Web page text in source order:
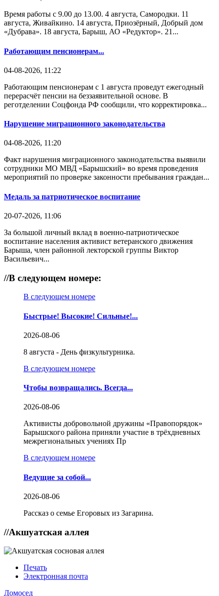
Время работы с 9.00 до 13.00. 4 августа, Самородки. 11
августа, Живайкино. 14 августа, Приозёрный, Добрый дом
«Дубрава». 18 августа, Барыш, АО «Редуктор». 21...
Работающим пенсионерам...
04-08-2026, 11:22
Работающим пенсионерам с 1 августа проведут ежегодный
перерасчёт пенсии на беззаявительной основе. В
реготделении Соцфонда РФ сообщили, что корректировка...
Нарушение миграционного законодательства
04-08-2026, 11:20
Факт нарушения миграционного законодательства выявили
сотрудники МО МВД «Барышский» во время проведения
мероприятий по проверке законности пребывания граждан...
Медаль за патриотическое воспитание
20-07-2026, 11:06
За большой личный вклад в военно-патриотическое
воспитание населения активист ветеранского движения
Барыша, член районной лекторской группы Виктор
Васильевич...
//В следующем номере:
В следующем номере
Быстрые! Высокие! Сильные!...
2026-08-06
8 августа - День физкультурника.
В следующем номере
Чтобы возвращались. Всегда...
2026-08-06
Активисты добровольной дружины «Правопорядок»
Барышского района приняли участие в трёхдневных
межрегиональных учениях Пр
В следующем номере
Ведущие за собой...
2026-08-06
Рассказ о семье Егоровых из Загарина.
//Акшуатская аллея
Печать
Электронная почта
Домосед